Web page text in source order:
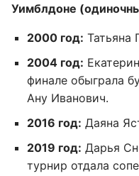
Уимблдоне
2000 год: Татьяна
2004 год:
финале обыграла
Ану Иванович.
2016 год: Даяна
2019 год: Дарья
турнир отдала